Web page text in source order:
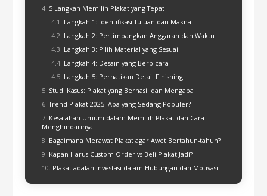
5 Langkah Memilih Plakat yang Tepat
Langkah 1: Identifikasi Tujuan dan Makna
Langkah 2: Pertimbangkan Anggaran dan Waktu
Langkah 3: Pilih Material yang Sesuai
Langkah 4: Desain yang Berbicara
Langkah 5: Perhatikan Detail Finishing
Studi Kasus: Plakat yang Berhasil dan Mengapa
Trend Plakat 2025: Apa yang Sedang Populer?
Kesalahan Umum dalam Memilih Plakat dan Cara
Menghindarinya
Bagaimana Merawat Plakat agar Awet Bertahun-tahun?
Kapan Harus Custom Order vs Beli Plakat Jadi?
Plakat adalah Investasi dalam Hubungan dan Motivasi